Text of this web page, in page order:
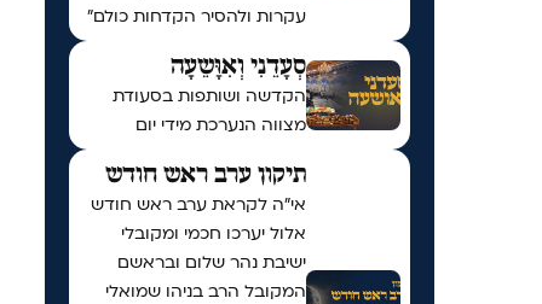
עקרות ולהסיר הקדחות כולם"
סְעָדֵנִי וְאִוָּשֵעָה
הקדשה ושותפות בסעודת
מצווה הנערכת מידי יום
תיקון ערב ראש חודש
אי"ה לקראת ערב ראש חודש
אלול יערכו חכמי ומקובלי
ישיבת נהר שלום ובראשם
המקובל הרב בניהו שמואלי